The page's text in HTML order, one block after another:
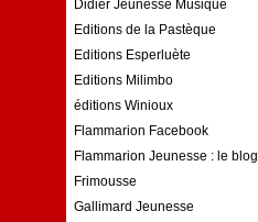
Didier Jeunesse Musique
Editions de la Pastèque
Editions Esperluète
Editions Milimbo
éditions Winioux
Flammarion Facebook
Flammarion Jeunesse : le blog
Frimousse
Gallimard Jeunesse